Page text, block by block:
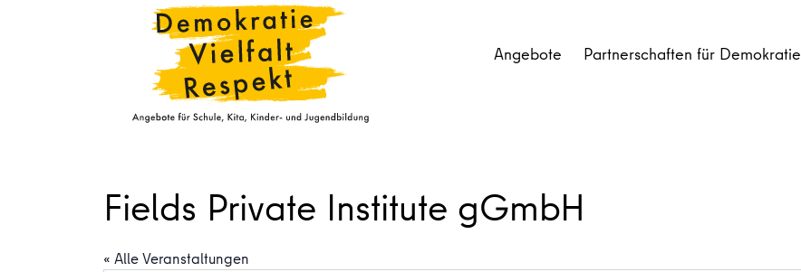
Angebote Partnerschaften für Demokratie
Fields Private Institute gGmbH
« Alle Veranstaltungen